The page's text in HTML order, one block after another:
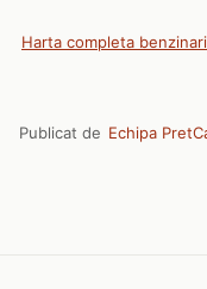
Harta completa
Publicat de Echipa